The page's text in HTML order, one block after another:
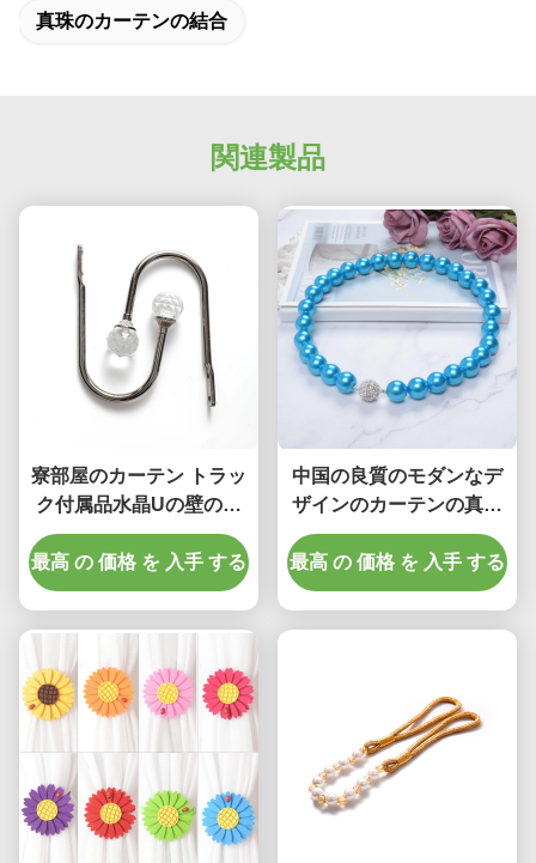
correctly. The manual adjustment is smooth, and
once you dial in the IPD correctly. The manual
makes all the difference. No more eye strain
during long sessions. Highly r
真珠のカーテンの結合
関連製品
寮部屋のカーテン トラッ
ク付属品水晶Uの壁のホ
ックのアルミニウム カー
テンのHoldbacks
最高 の 価格 を 入手 する
中国の良質のモダンなデ
ザインのカーテンの真珠
のふさのTiebacksの付属
の製造業者
最高 の 価格 を 入手 する